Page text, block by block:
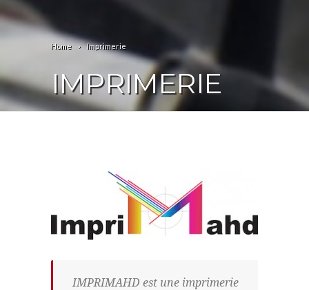
Home Imprimerie
IMPRIMERIE
IMPRIMAHD est une imprimerie